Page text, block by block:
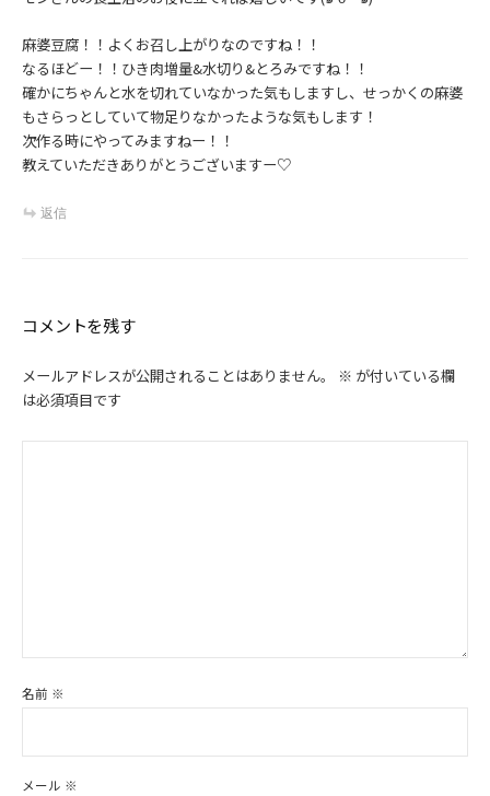
麻婆豆腐！！よくお召し上がりなのですね！！
なるほどー！！ひき肉増量&水切り&とろみですね！！
確かにちゃんと水を切れていなかった気もしますし、せっかくの麻婆
もさらっとしていて物足りなかったような気もします！
次作る時にやってみますねー！！
教えていただきありがとうございますー♡
返信
コメントを残す
メールアドレスが公開されることはありません。 ※ が付いている欄
は必須項目です
名前 ※
メール ※